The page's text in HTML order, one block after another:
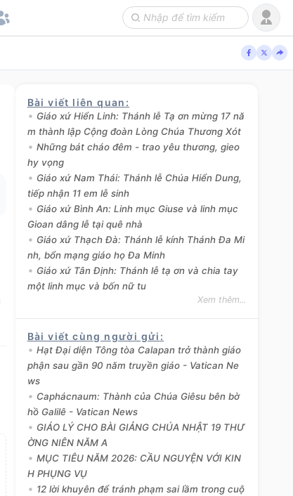
Bài viết liên quan :
Giáo xứ Hiển Linh: Thánh lễ Tạ ơn mừng 17 nă
m thành lập Cộng đoàn Lòng Chúa Thương Xót
Những bát cháo đêm - trao yêu thương, gieo
hy vọng
Giáo xứ Nam Thái: Thánh lễ Chúa Hiển Dung,
tiếp nhận 11 em lễ sinh
Giáo xứ Bình An: Linh mục Giuse và linh mục
Gioan dâng lễ tại quê nhà
Giáo xứ Thạch Đà: Thánh lễ kính Thánh Đa Mi
nh, bổn mạng giáo họ Đa Minh
Giáo xứ Tân Định: Thánh lễ tạ ơn và chia tay
một linh mục và bốn nữ tu
Xem thêm...
Bài viết cùng người gửi :
Hạt Đại diện Tông tòa Calapan trở thành giáo
phận sau gần 90 năm truyền giáo - Vatican Ne
ws
Caphácnaum: Thành của Chúa Giêsu bên bờ
hồ Galilê - Vatican News
GIÁO LÝ CHO BÀI GIẢNG CHÚA NHẬT 19 THƯ
ỜNG NIÊN NĂM A
MỤC TIÊU NĂM 2026: CẦU NGUYỆN VỚI KIN
H PHỤNG VỤ
12 lời khuyên để tránh phạm sai lầm trong cuộ